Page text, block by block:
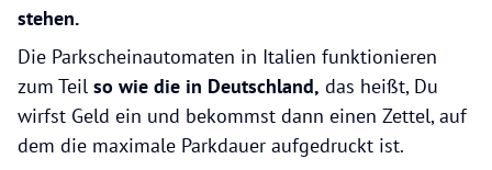
stehen.
Die Parkscheinautomaten in Italien funktionieren
zum Teil so wie die in Deutschland, das heißt, Du
wirfst Geld ein und bekommst dann einen Zettel, auf
dem die maximale Parkdauer aufgedruckt ist.